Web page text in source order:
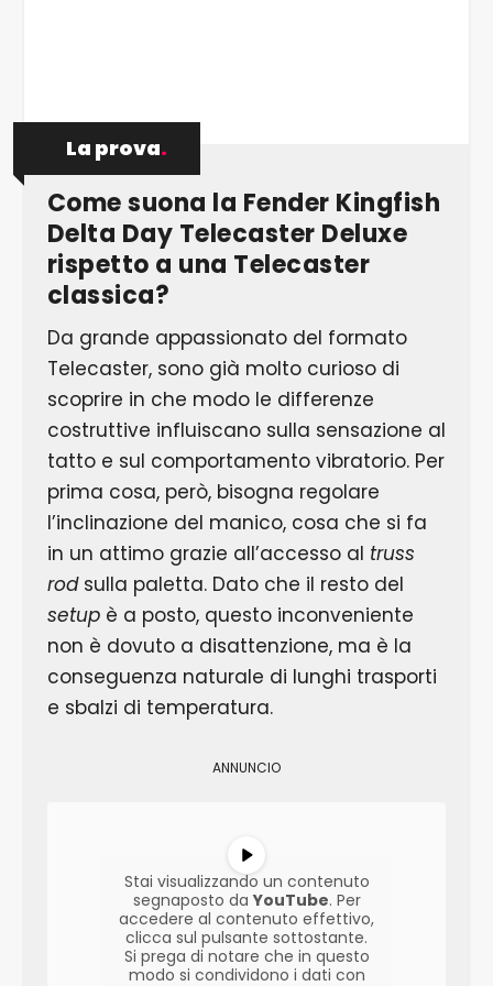
La prova.
Come suona la Fender Kingfish
Delta Day Telecaster Deluxe
rispetto a una Telecaster
classica?
Da grande appassionato del formato
Telecaster, sono già molto curioso di
scoprire in che modo le differenze
costruttive influiscano sulla sensazione al
tatto e sul comportamento vibratorio. Per
prima cosa, però, bisogna regolare
l’inclinazione del manico, cosa che si fa
in un attimo grazie all’accesso al truss
rod sulla paletta. Dato che il resto del
setup è a posto, questo inconveniente
non è dovuto a disattenzione, ma è la
conseguenza naturale di lunghi trasporti
e sbalzi di temperatura.
ANNUNCIO
Stai visualizzando un contenuto
segnaposto daYouTube. Per
accedere al contenuto effettivo,
clicca sul pulsante sottostante.
Si prega di notare che in questo
modo si condividono i dati con